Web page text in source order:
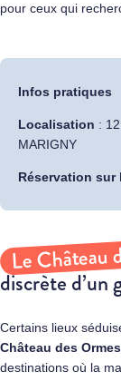
pour ceux qui
Infos pratiques
Localisation :
MARIGNY
Réservation sur
Le Château
discrète d’un
Certains lieux
Château des Ormes
destinations où la